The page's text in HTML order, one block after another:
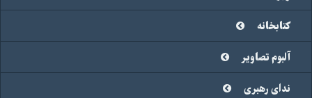
کتابخانه
آلبوم تصاویر
ندای رهبری